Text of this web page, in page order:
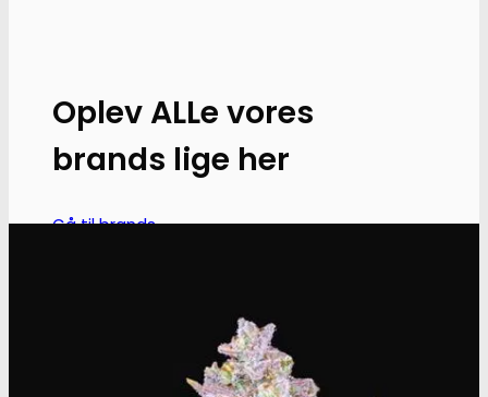
Oplev ALLe vores
brands lige her
Gå til brands
Narkotests